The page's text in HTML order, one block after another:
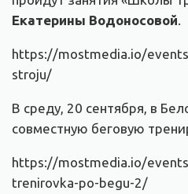
Екатерины Водоносовой
https://mostmedia.io/
stroju/
В среду, 20 сентября, в
совместную беговую
https://mostmedia.io/
trenirovka-po-begu-2/